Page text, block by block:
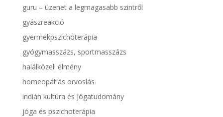
guru – üzenet a legmagasabb szintről
gyászreakció
gyermekpszichoterápia
gyógymasszázs, sportmasszázs
halálközeli élmény
homeopátiás orvoslás
indián kultúra és jógatudomány
jóga és pszichoterápia